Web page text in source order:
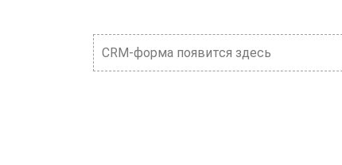
CRM-форма появится здесь